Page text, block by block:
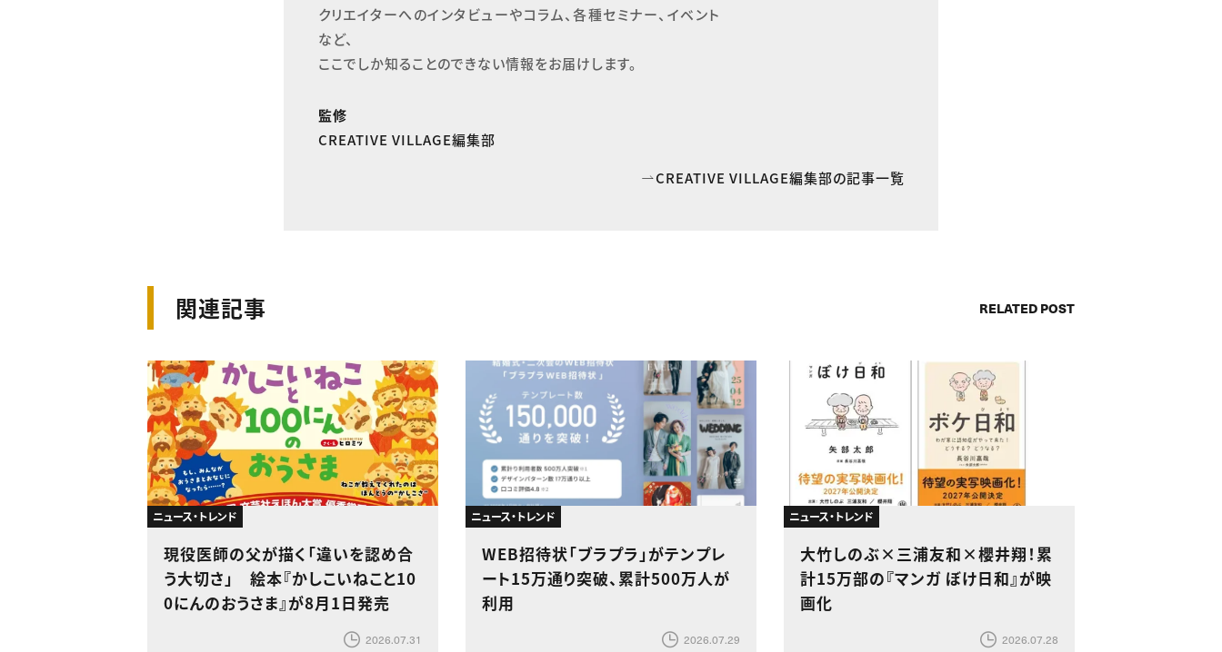
クリエイターへのインタビューやコラム、各種セミナー、イベント
など、
ここでしか知ることのできない情報をお届けします。
監修
CREATIVE VILLAGE編集部
CREATIVE VILLAGE編集部の記事一覧
関連記事 RELATED POST
ニュース・トレンド
現役医師の父が描く「違いを認め合
う大切さ」 絵本『かしこいねこと10
0にんのおうさま』が8月1日発売
2026.07.31
ニュース・トレンド
WEB招待状「ブラプラ」がテンプレ
ート15万通り突破、累計500万人が
利用
2026.07.29
ニュース・トレンド
大竹しのぶ×三浦友和×櫻井翔！累
計15万部の『マンガ ぼけ日和』が映
画化
2026.07.28